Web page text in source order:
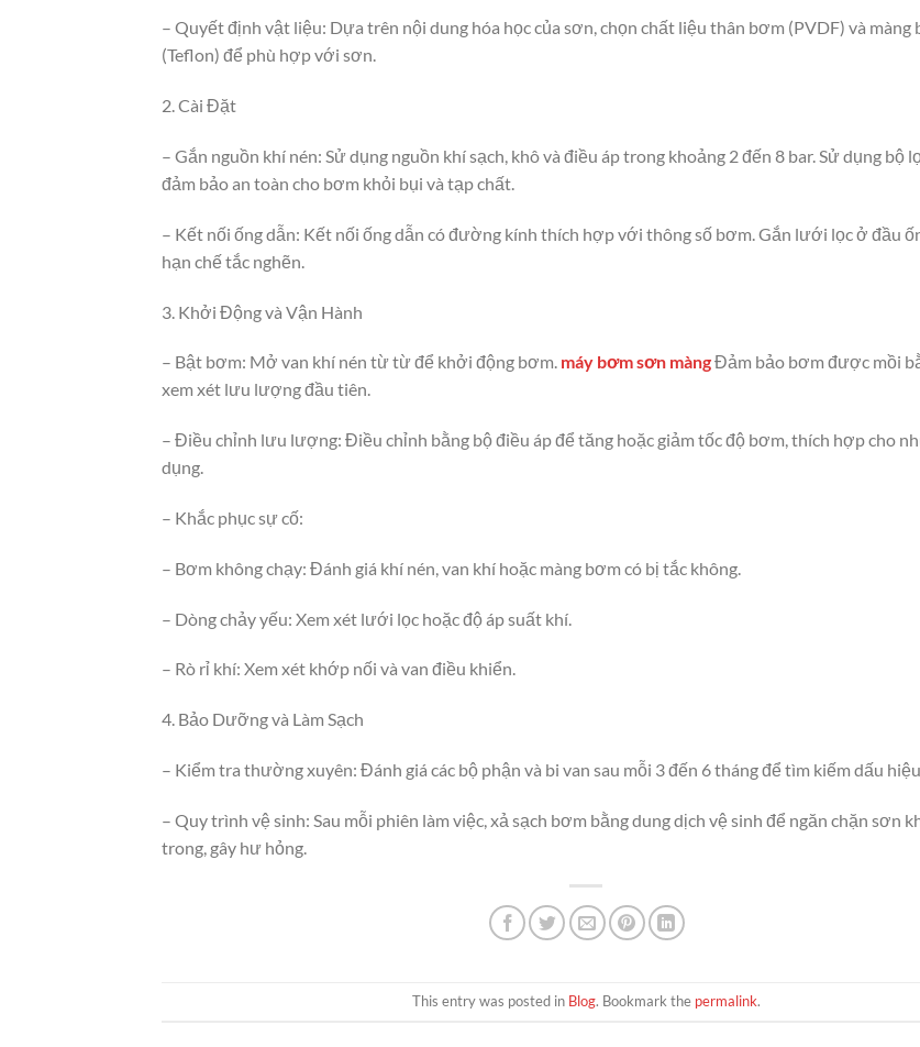
– Quyết định vật liệu: Dựa trên nội dung hóa học của sơn, chọn chất liệu thân bơm (PVDF) và màng
(Teflon) để phù hợp với sơn.
2. Cài Đặt
– Gắn nguồn khí nén: Sử dụng nguồn khí sạch, khô và điều áp trong khoảng 2 đến 8 bar. Sử dụng bộ
đảm bảo an toàn cho bơm khỏi bụi và tạp chất.
– Kết nối ống dẫn: Kết nối ống dẫn có đường kính thích hợp với thông số bơm. Gắn lưới lọc ở đầu
hạn chế tắc nghẽn.
3. Khởi Động và Vận Hành
– Bật bơm: Mở van khí nén từ từ để khởi động bơm. máy bơm sơn màngĐảm bảo bơm được mồi
xem xét lưu lượng đầu tiên.
– Điều chỉnh lưu lượng: Điều chỉnh bằng bộ điều áp để tăng hoặc giảm tốc độ bơm, thích hợp cho
dụng.
– Khắc phục sự cố:
– Bơm không chạy: Đánh giá khí nén, van khí hoặc màng bơm có bị tắc không.
– Dòng chảy yếu: Xem xét lưới lọc hoặc độ áp suất khí.
– Rò rỉ khí: Xem xét khớp nối và van điều khiển.
4. Bảo Dưỡng và Làm Sạch
– Kiểm tra thường xuyên: Đánh giá các bộ phận và bi van sau mỗi 3 đến 6 tháng để tìm kiếm dấu
– Quy trình vệ sinh: Sau mỗi phiên làm việc, xả sạch bơm bằng dung dịch vệ sinh để ngăn chặn sơn
trong, gây hư hỏng.
This entry was posted in Blog. Bookmark the permalink.